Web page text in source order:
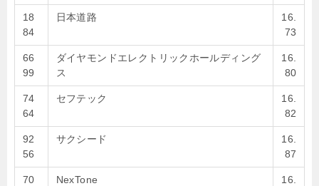
18
84
日本道路
16.
73
66
99
ダイヤモンドエレクトリックホールディング
ス
16.
80
74
64
セフテック
16.
82
92
56
サクシード
16.
87
70
NexTone
16.